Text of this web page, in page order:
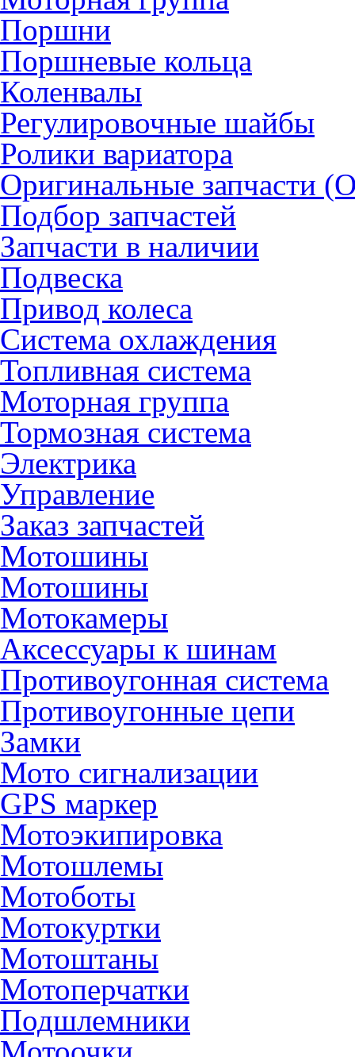
Поршни
Поршневые кольца
Коленвалы
Регулировочные шайбы
Ролики вариатора
Оригинальные запчасти
Подбор запчастей
Запчасти в наличии
Подвеска
Привод колеса
Система охлаждения
Топливная система
Моторная группа
Тормозная система
Электрика
Управление
Заказ запчастей
Мотошины
Мотошины
Мотокамеры
Аксессуары к шинам
Противоугонная система
Противоугонные цепи
Замки
Мото сигнализации
GPS маркер
Мотоэкипировка
Мотошлемы
Мотоботы
Мотокуртки
Мотоштаны
Мотоперчатки
Подшлемники